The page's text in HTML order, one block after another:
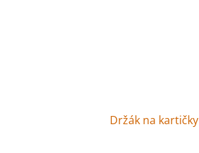
Držák na kartičky